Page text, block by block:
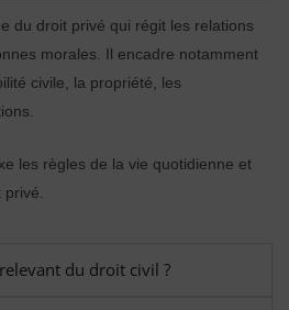
du droit privé qui régit les relations
morales. Il encadre notamment
civile, la propriété, les
les règles de la vie quotidienne et
privé.
du droit civil ?